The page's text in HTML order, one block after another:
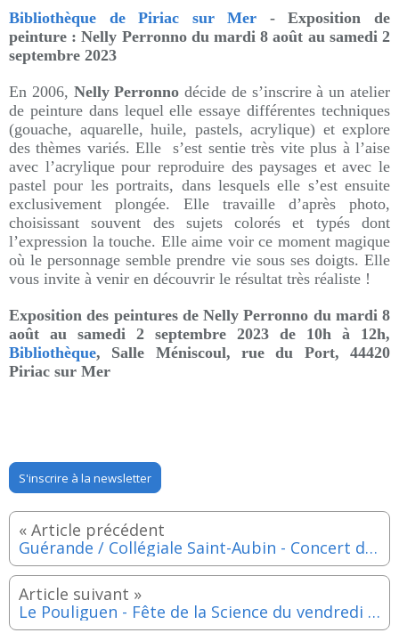
Bibliothèque de Piriac sur Mer - Exposition de
peinture : Nelly Perronno dumardi 8 août au samedi 2
septembre 2023
En 2006, Nelly Perronno décide de s’inscrire à un atelier
de peinture dans lequel elle essaye différentes techniques
(gouache, aquarelle, huile, pastels, acrylique) et explore
des thèmes variés. Elle s’est sentie très vite plus à l’aise
avec l’acrylique pour reproduire des paysages et avec le
pastel pour les portraits, dans lesquels elle s’est ensuite
exclusivement plongée. Elle travaille d’après photo,
choisissant souvent des sujets colorés et typés dont
l’expression la touche. Elle aime voir ce moment magique
où le personnage semble prendre vie sous ses doigts. Elle
vous invite à venir en découvrir le résultat très réaliste !
Exposition des peintures de Nelly Perronno du mardi 8
août au samedi 2 septembre 2023 de 10h à 12h,
Bibliothèque, Salle Méniscoul, rue du Port, 44420
Piriac sur Mer
S'inscrire à la newsletter
Guérande / Collégiale Saint-Aubin - Concert du Chœur les Embruns - Dimanche 17 septembre 2023
Le Pouliguen - Fête de la Science du vendredi 6 au lundi 16 octobre 2023